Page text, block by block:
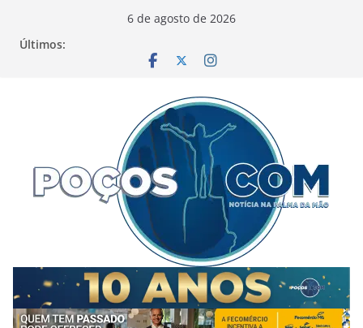
6 de agosto de 2026
Últimos: